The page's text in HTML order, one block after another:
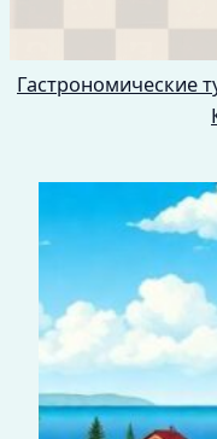
Гастрономические